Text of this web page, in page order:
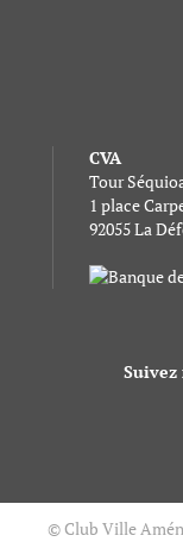
CVA
Tour
1 place
92055 La
Suivez
© Club Ville